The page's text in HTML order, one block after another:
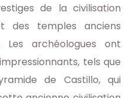
de la civilisation
des temples anciens
archéologues ont
tels que
de Castillo, qui